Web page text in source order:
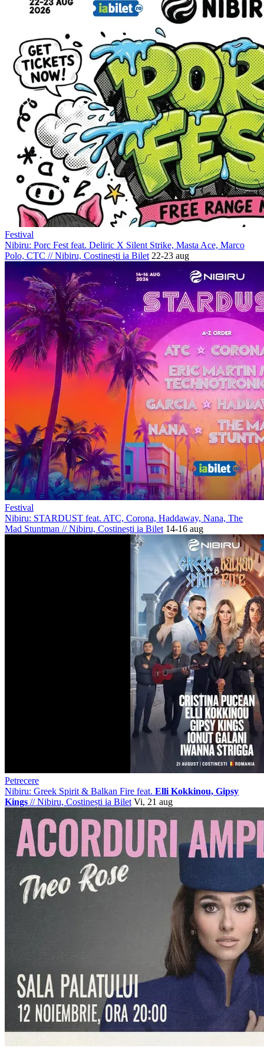
Festival
Nibiru: Porc Fest feat. Deliric X Silent Strike, Masta Ace, Marco
Polo, CTC //Nibiru, Costinești ia Bilet 22-23 aug
Festival
Nibiru: STARDUST feat. ATC, Corona, Haddaway, Nana, The
Mad Stuntman //Nibiru, Costinești ia Bilet 14-16 aug
Petrecere
Nibiru: Greek Spirit & Balkan Fire feat. Elli Kokkinou, Gipsy
Kings //Nibiru, Costinești ia Bilet Vi, 21 aug